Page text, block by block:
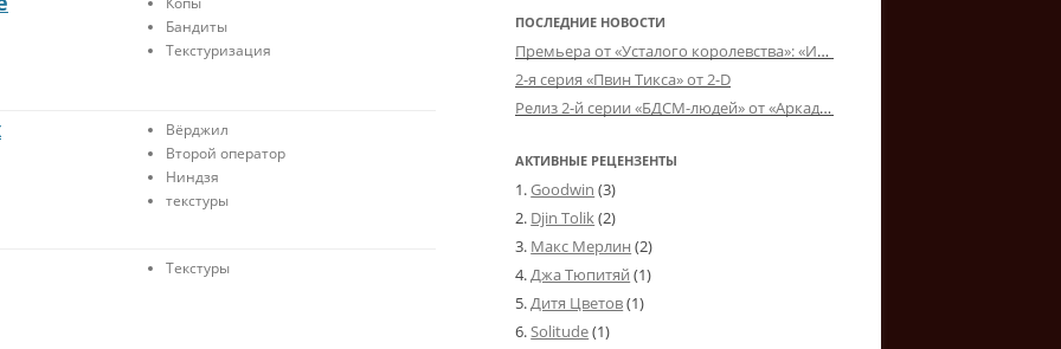
Бандиты
Текстуризация
Вёрджил
Второй оператор
Ниндзя
текстуры
Текстуры
ПОСЛЕДНИЕ НОВОСТИ
Премьера от «Усталого королевства»: «Игорь начал»
2-я серия «Пвин Тикса» от 2-D
Релиз 2-й серии «БДСМ-людей» от «Аркада Фильм»
АКТИВНЫЕ РЕЦЕНЗЕНТЫ
Goodwin (3)
Djin Tolik(2)
Макс Мерлин (2)
Джа Тюпитяй (1)
Дитя Цветов(1)
Solitude(1)